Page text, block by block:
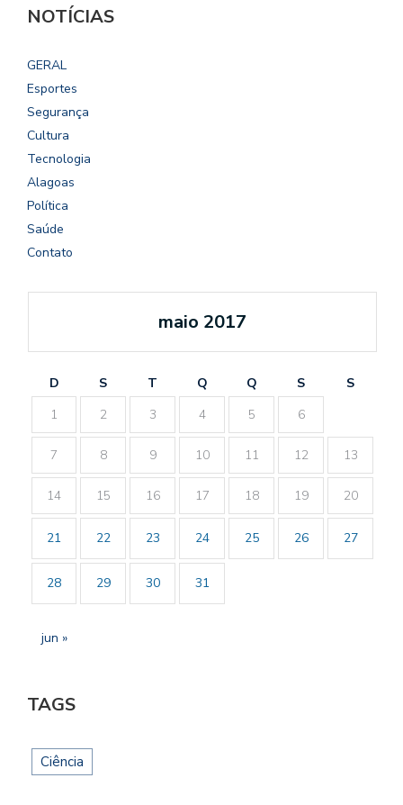
NOTÍCIAS
GERAL
Esportes
Segurança
Cultura
Tecnologia
Alagoas
Política
Saúde
Contato
maio 2017
D S T Q Q S
S
1
2 3 4 5 6
7 8 9 10 11 12 13
14 15 16 17 18 19 20
21 22 23 24 25 26 27
28 29 30 31
jun »
TAGS
Ciência